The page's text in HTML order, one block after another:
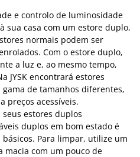
e controlo de luminosidade
sua casa com um estore duplo,
normais podem ser
Com o estore duplo,
a luz e, ao mesmo tempo,
JYSK encontrará estores
de tamanhos diferentes,
preços acessíveis.
estores duplos
duplos em bom estado é
Para limpar, utilize um
macia com um pouco de